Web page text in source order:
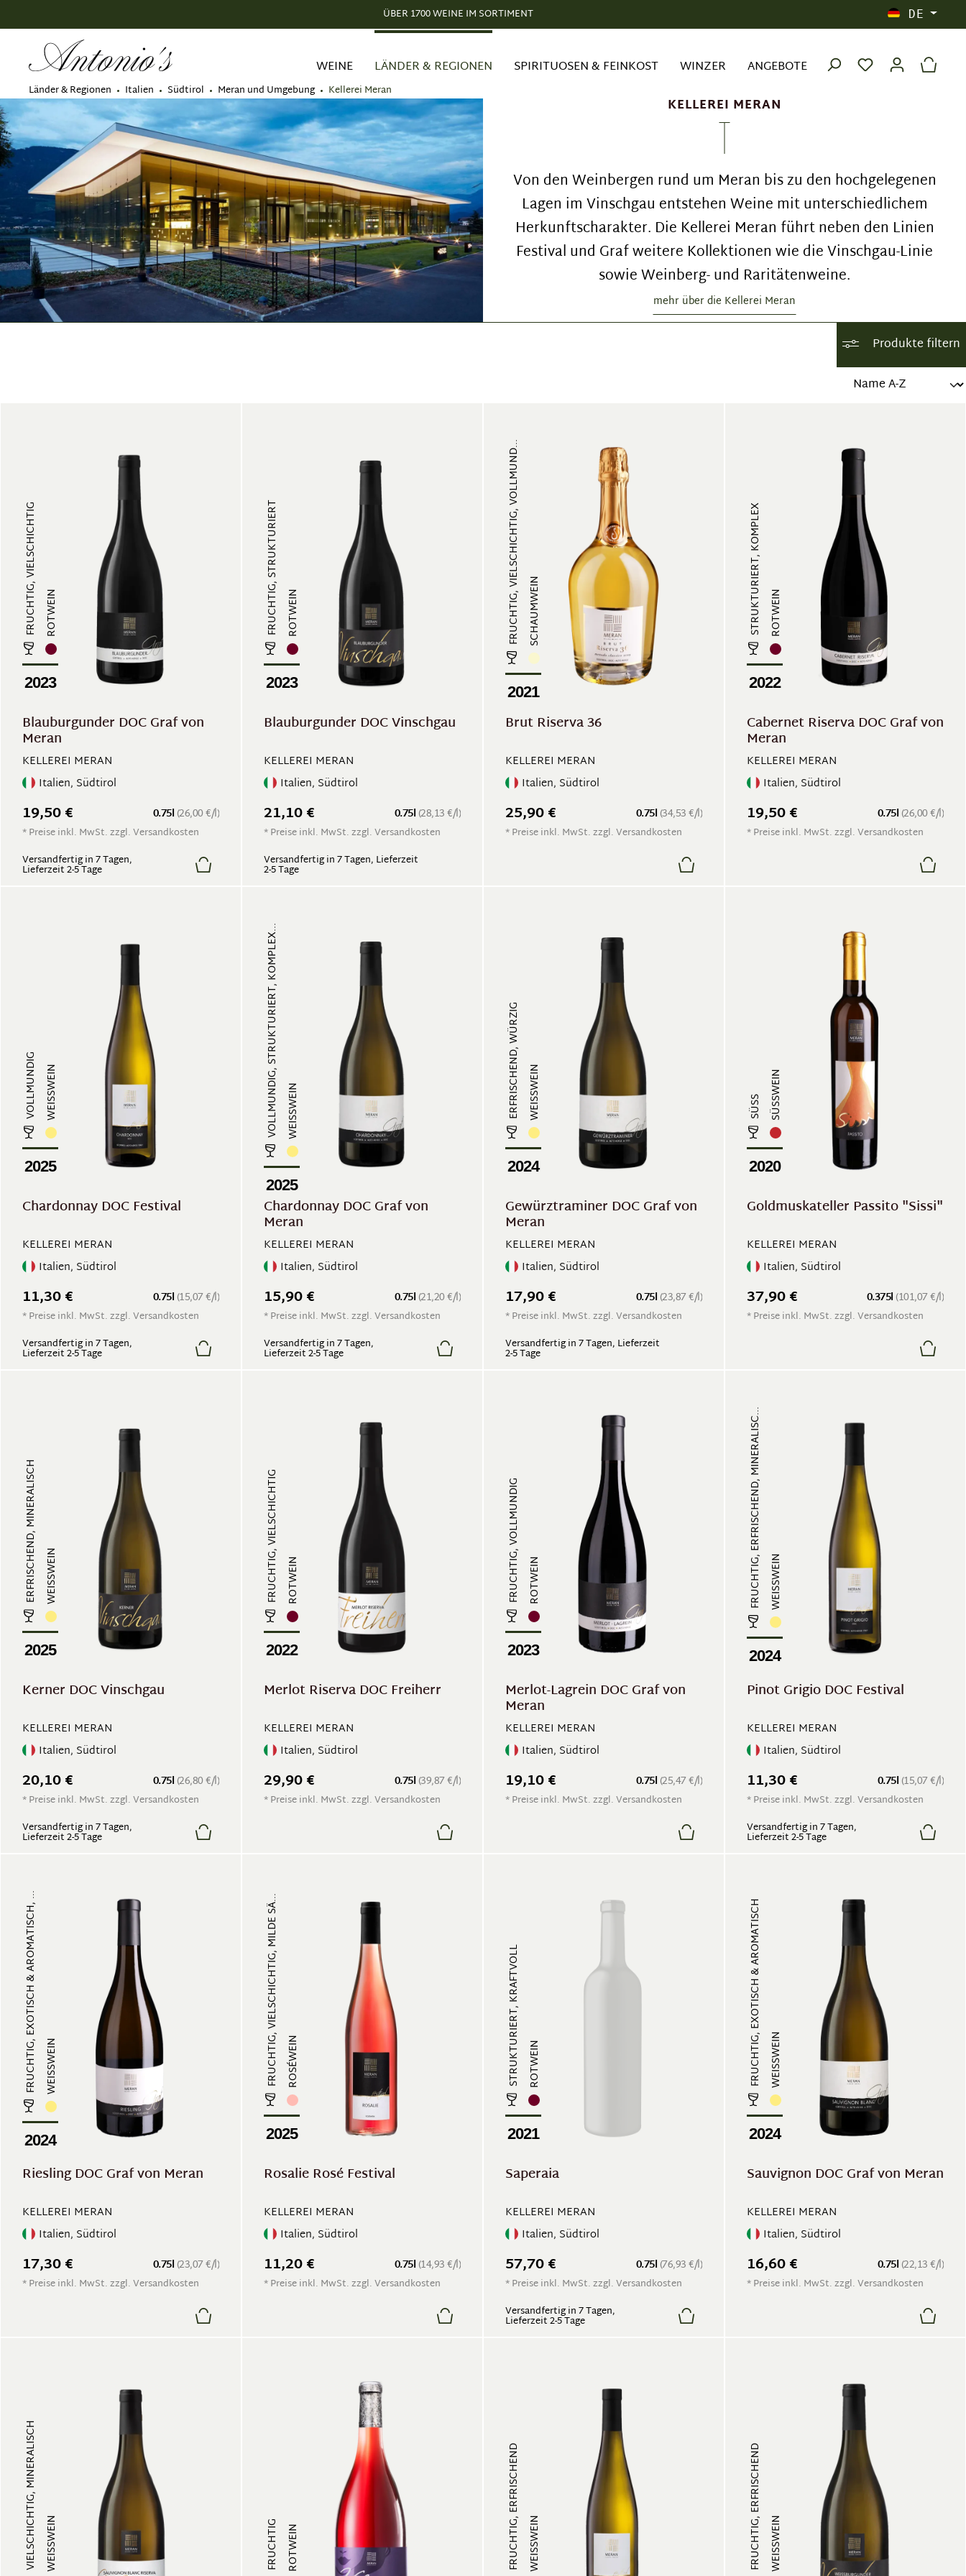
ÜBER 1700 WEINE IM SORTIMENT DE
Länder & Regionen Italien Südtirol Meran und Umgebung Kellerei Meran
WEINE LÄNDER & REGIONEN SPIRITUOSEN & FEINKOST WINZER ANGEBOTE
KELLEREI MERAN
Von den Weinbergen rund um Meran bis zu den hochgelegenen
Lagen im Vinschgau entstehen Weine mit unterschiedlichem
Herkunftscharakter. Die Kellerei Meran führt neben den Linien
Festival und Graf weitere Kollektionen wie die Vinschgau-Linie
sowie Weinberg- und Raritätenweine.
mehr über die Kellerei Meran
Produkte filtern
FRUCHTIG, VIELSCHICHTIG ROTWEIN
2023
Blauburgunder DOC Graf von
Meran
KELLEREI MERAN
Italien, Südtirol
0.75l (26,00 €/l)
19,50 €
* Preise inkl. MwSt. zzgl. Versandkosten
Versandfertig in 7 Tagen,
Lieferzeit 2-5 Tage
FRUCHTIG, STRUKTURIERT ROTWEIN
2023
Blauburgunder DOC Vinschgau
KELLEREI MERAN
Italien, Südtirol
0.75l (28,13 €/l)
21,10 €
* Preise inkl. MwSt. zzgl. Versandkosten
Versandfertig in 7 Tagen, Lieferzeit
2-5 Tage
FRUCHTIG, VIELSCHICHTIG, VOLLMUND...SCHAUMWEIN
2021
Brut Riserva 36
KELLEREI MERAN
Italien, Südtirol
0.75l (34,53 €/l)
25,90 €
* Preise inkl. MwSt. zzgl. Versandkosten
STRUKTURIERT, KOMPLEX ROTWEIN
2022
Cabernet Riserva DOC Graf von
Meran
KELLEREI MERAN
Italien, Südtirol
0.75l (26,00 €/l)
19,50 €
* Preise inkl. MwSt. zzgl. Versandkosten
VOLLMUNDIG WEISSWEIN
2025
Chardonnay DOC Festival
KELLEREI MERAN
Italien, Südtirol
0.75l (15,07 €/l)
11,30 €
* Preise inkl. MwSt. zzgl. Versandkosten
Versandfertig in 7 Tagen,
Lieferzeit 2-5 Tage
VOLLMUNDIG, STRUKTURIERT, KOMPLEX... WEISSWEIN
2025
Chardonnay DOC Graf von
Meran
KELLEREI MERAN
Italien, Südtirol
0.75l (21,20 €/l)
15,90 €
* Preise inkl. MwSt. zzgl. Versandkosten
Versandfertig in 7 Tagen,
Lieferzeit 2-5 Tage
ERFRISCHEND, WÜRZIG WEISSWEIN
2024
Gewürztraminer DOC Graf von
Meran
KELLEREI MERAN
Italien, Südtirol
0.75l (23,87 €/l)
17,90 €
* Preise inkl. MwSt. zzgl. Versandkosten
Versandfertig in 7 Tagen, Lieferzeit
2-5 Tage
SÜSS SÜSSWEIN
2020
Goldmuskateller Passito "Sissi"
KELLEREI MERAN
Italien, Südtirol
0.375l (101,07 €/l)
37,90 €
* Preise inkl. MwSt. zzgl. Versandkosten
ERFRISCHEND, MINERALISCH WEISSWEIN
2025
Kerner DOC Vinschgau
KELLEREI MERAN
Italien, Südtirol
0.75l (26,80 €/l)
20,10 €
* Preise inkl. MwSt. zzgl. Versandkosten
Versandfertig in 7 Tagen,
Lieferzeit 2-5 Tage
FRUCHTIG, VIELSCHICHTIG ROTWEIN
2022
Merlot Riserva DOC Freiherr
KELLEREI MERAN
Italien, Südtirol
0.75l (39,87 €/l)
29,90 €
* Preise inkl. MwSt. zzgl. Versandkosten
FRUCHTIG, VOLLMUNDIG ROTWEIN
2023
Merlot-Lagrein DOC Graf von
Meran
KELLEREI MERAN
Italien, Südtirol
0.75l (25,47 €/l)
19,10 €
* Preise inkl. MwSt. zzgl. Versandkosten
FRUCHTIG, ERFRISCHEND, MINERALISC... WEISSWEIN
2024
Pinot Grigio DOC Festival
KELLEREI MERAN
Italien, Südtirol
0.75l (15,07 €/l)
11,30 €
* Preise inkl. MwSt. zzgl. Versandkosten
Versandfertig in 7 Tagen,
Lieferzeit 2-5 Tage
FRUCHTIG, EXOTISCH & AROMATISCH, ... WEISSWEIN
2024
Riesling DOC Graf von Meran
KELLEREI MERAN
Italien, Südtirol
0.75l (23,07 €/l)
17,30 €
* Preise inkl. MwSt. zzgl. Versandkosten
FRUCHTIG, VIELSCHICHTIG, MILDE SÄ...ROSÉWEIN
2025
Rosalie Rosé Festival
KELLEREI MERAN
Italien, Südtirol
0.75l (14,93 €/l)
11,20 €
* Preise inkl. MwSt. zzgl. Versandkosten
STRUKTURIERT, KRAFTVOLL ROTWEIN
2021
Saperaia
KELLEREI MERAN
Italien, Südtirol
0.75l (76,93 €/l)
57,70 €
* Preise inkl. MwSt. zzgl. Versandkosten
Versandfertig in 7 Tagen,
Lieferzeit 2-5 Tage
FRUCHTIG, EXOTISCH & AROMATISCH WEISSWEIN
2024
Sauvignon DOC Graf von Meran
KELLEREI MERAN
Italien, Südtirol
0.75l (22,13 €/l)
16,60 €
* Preise inkl. MwSt. zzgl. Versandkosten
VIELSCHICHTIG, MINERALISCH WEISSWEIN FRUCHTIG ROTWEIN FRUCHTIG, ERFRISCHEND WEISSWEIN FRUCHTIG, ERFRISCHEND WEISSWEIN